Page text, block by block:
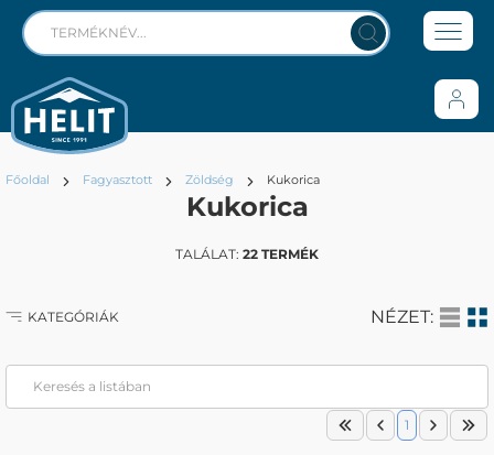
Főoldal Fagyasztott Zöldség Kukorica
Kukorica
TALÁLAT: 22 TERMÉK
KATEGÓRIÁK NÉZET:
1